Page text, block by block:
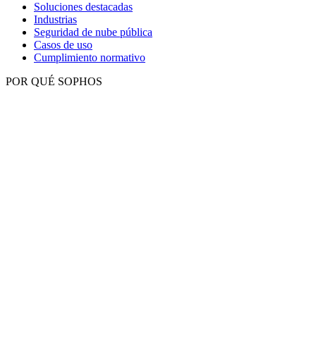
Soluciones destacadas
Industrias
Seguridad de nube pública
Casos de uso
Cumplimiento normativo
POR QUÉ SOPHOS